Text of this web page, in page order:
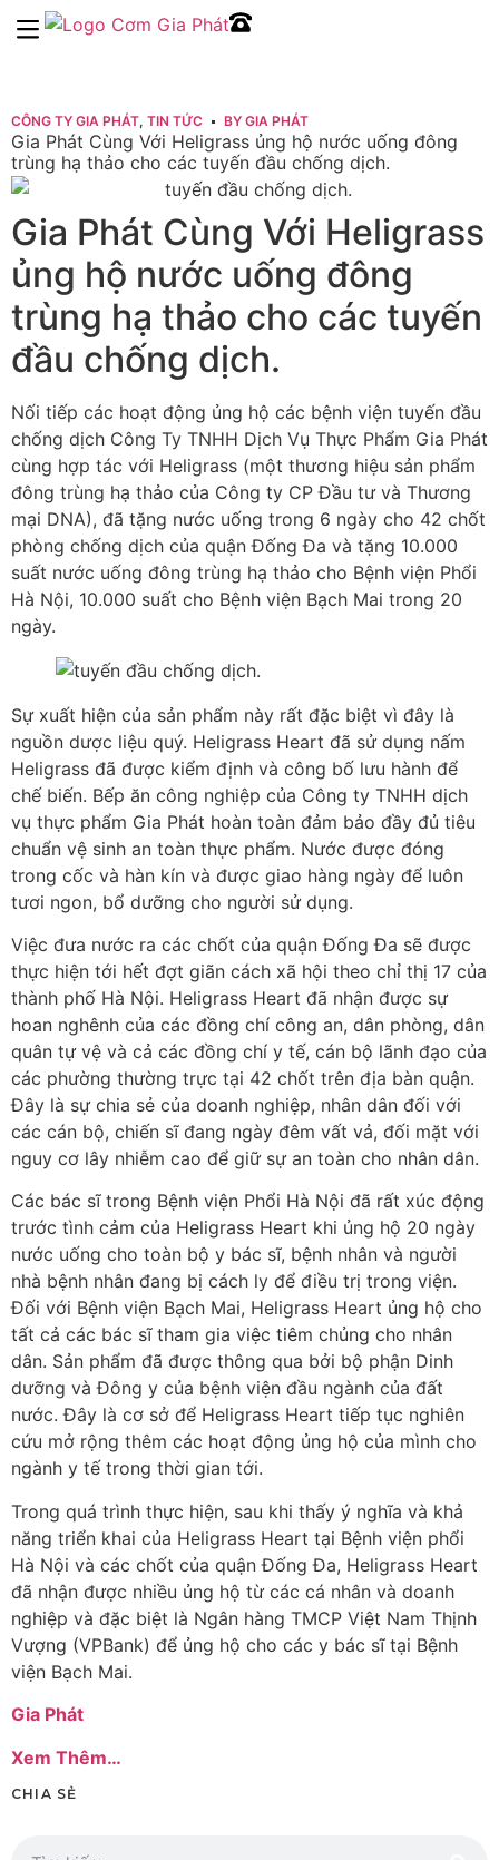
CÔNG TY GIA PHÁT, TIN TỨC BY GIA PHÁT
Gia Phát Cùng Với Heligrass ủng hộ nước uống đông
trùng hạ thảo cho các tuyến đầu chống dịch.
Gia Phát Cùng Với Heligrass
ủng hộ nước uống đông
trùng hạ thảo cho các tuyến
đầu chống dịch.
Nối tiếp các hoạt động ủng hộ các bệnh viện tuyến đầu
chống dịch Công Ty TNHH Dịch Vụ Thực Phẩm Gia Phát
cùng hợp tác với Heligrass (một thương hiệu sản phẩm
đông trùng hạ thảo của Công ty CP Đầu tư và Thương
mại DNA), đã tặng nước uống trong 6 ngày cho 42 chốt
phòng chống dịch của quận Đống Đa và tặng 10.000
suất nước uống đông trùng hạ thảo cho Bệnh viện Phổi
Hà Nội, 10.000 suất cho Bệnh viện Bạch Mai trong 20
ngày.
Sự xuất hiện của sản phẩm này rất đặc biệt vì đây là
nguồn dược liệu quý. Heligrass Heart đã sử dụng nấm
Heligrass đã được kiểm định và công bố lưu hành để
chế biến. Bếp ăn công nghiệp của Công ty TNHH dịch
vụ thực phẩm Gia Phát hoàn toàn đảm bảo đầy đủ tiêu
chuẩn vệ sinh an toàn thực phẩm. Nước được đóng
trong cốc và hàn kín và được giao hàng ngày để luôn
tươi ngon, bổ dưỡng cho người sử dụng.
Việc đưa nước ra các chốt của quận Đống Đa sẽ được
thực hiện tới hết đợt giãn cách xã hội theo chỉ thị 17 của
thành phố Hà Nội. Heligrass Heart đã nhận được sự
hoan nghênh của các đồng chí công an, dân phòng, dân
quân tự vệ và cả các đồng chí y tế, cán bộ lãnh đạo của
các phường thường trực tại 42 chốt trên địa bàn quận.
Đây là sự chia sẻ của doanh nghiệp, nhân dân đối với
các cán bộ, chiến sĩ đang ngày đêm vất vả, đối mặt với
nguy cơ lây nhiễm cao để giữ sự an toàn cho nhân dân.
Các bác sĩ trong Bệnh viện Phổi Hà Nội đã rất xúc động
trước tình cảm của Heligrass Heart khi ủng hộ 20 ngày
nước uống cho toàn bộ y bác sĩ, bệnh nhân và người
nhà bệnh nhân đang bị cách ly để điều trị trong viện.
Đối với Bệnh viện Bạch Mai, Heligrass Heart ủng hộ cho
tất cả các bác sĩ tham gia việc tiêm chủng cho nhân
dân. Sản phẩm đã được thông qua bởi bộ phận Dinh
dưỡng và Đông y của bệnh viện đầu ngành của đất
nước. Đây là cơ sở để Heligrass Heart tiếp tục nghiên
cứu mở rộng thêm các hoạt động ủng hộ của mình cho
ngành y tế trong thời gian tới.
Trong quá trình thực hiện, sau khi thấy ý nghĩa và khả
năng triển khai của Heligrass Heart tại Bệnh viện phổi
Hà Nội và các chốt của quận Đống Đa, Heligrass Heart
đã nhận được nhiều ủng hộ từ các cá nhân và doanh
nghiệp và đặc biệt là Ngân hàng TMCP Việt Nam Thịnh
Vượng (VPBank) để ủng hộ cho các y bác sĩ tại Bệnh
viện Bạch Mai.
Gia Phát
Xem Thêm…
CHIA SẺ